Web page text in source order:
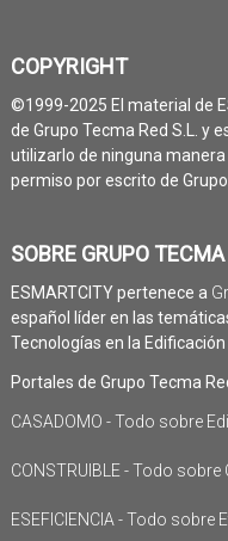
COPYRIGHT
©1999-2025 El material de
de Grupo Tecma Red S.L. y
utilizarlo de ninguna
permiso por escrito de Grupo
SOBRE GRUPO TECMA
ESMARTCITY pertenece a
español líder en las
Tecnologías en la Edificación
Portales de Grupo Tecma
CASADOMO - Todo sobre
CONSTRUIBLE - Todo
ESEFICIENCIA - Todo sobre